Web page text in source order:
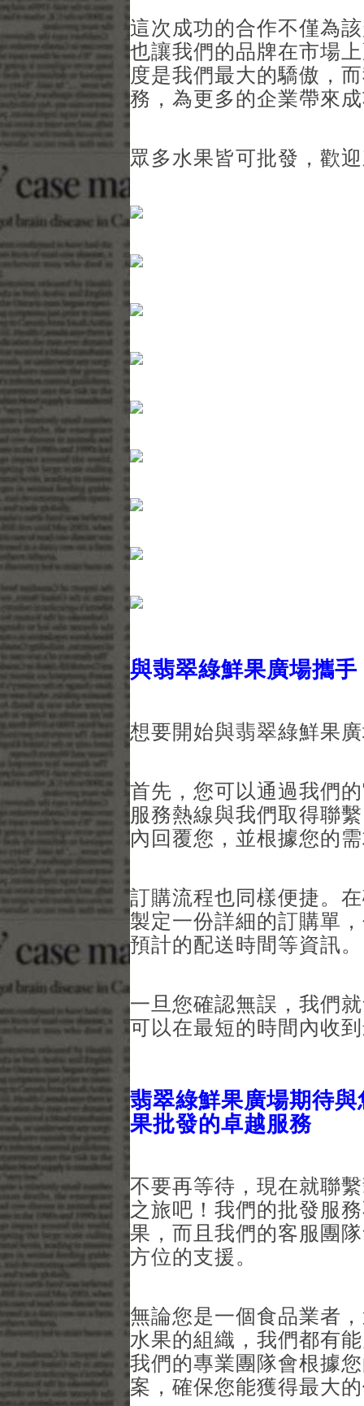
這次成功的合作不僅為
也讓我們的品牌在市場
度是我們最大的驕傲，
務，為更多的企業帶來
眾多水果皆可批發，歡
與翡翠綠鮮果廣場攜
想要開始與翡翠綠鮮果
首先，您可以通過我們
服務熱線與我們取得聯
內回覆您，並根據您的
訂購流程也同樣便捷。
製定一份詳細的訂購單
預計的配送時間等資訊。
一旦您確認無誤，我們
可以在最短的時間內收
翡翠綠鮮果廣場期待
果批發的卓越服務
不要再等待，現在就聯
之旅吧！我們的批發服
果，而且我們的客服團
方位的支援。
無論您是一個食品業者
水果的組織，我們都有
我們的專業團隊會根據
案，確保您能獲得最大